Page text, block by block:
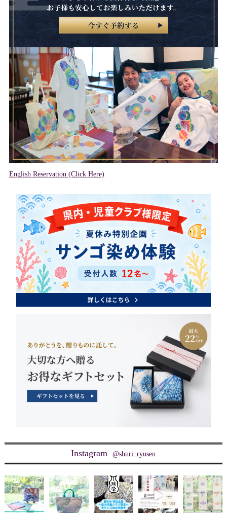
English Reservation (Click Here)
Instagram @shuri_ryusen